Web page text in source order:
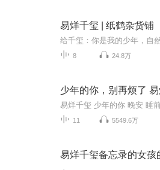
易烊千玺 | 纸鹤杂货铺
8 24.8万
少年的你，别再烦了
11 5549.6万
易烊千玺备忘录的女孩